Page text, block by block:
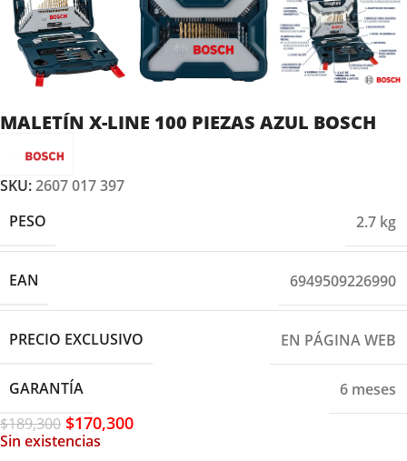
MALETÍN X-LINE 100 PIEZAS AZUL BOSCH
SKU:2607 017 397
PESO
2.7 kg
EAN 6949509226990
PRECIO EXCLUSIVO EN PÁGINA WEB
GARANTÍA
6 meses
$189,300 $170,300
Sin existencias